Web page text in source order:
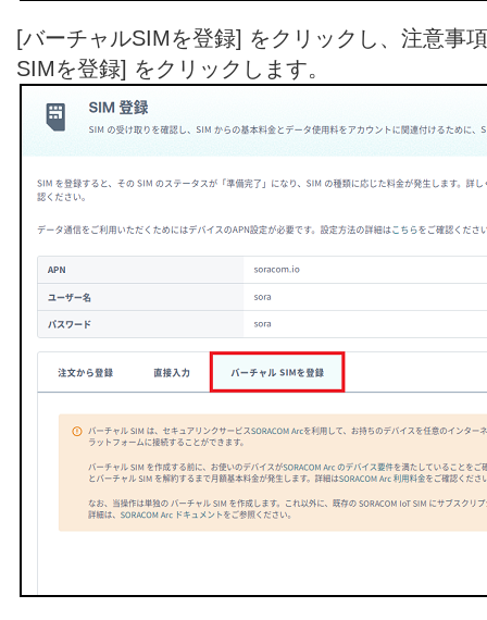
[バーチャルSIMを登録] をクリックし、注意事
SIMを登録] をクリックします。